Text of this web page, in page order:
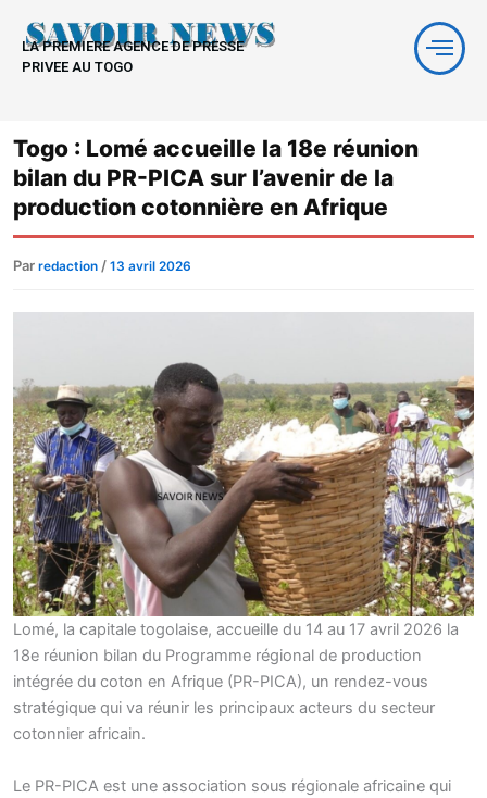
contenu
LA PREMIERE AGENCE DE PRESSE
PRIVEE AU TOGO
Togo : Lomé accueille la 18e réunion
bilan du PR-PICA sur l’avenir de la
production cotonnière en Afrique
Par redaction / 13 avril 2026
Lomé, la capitale togolaise, accueille du 14 au 17 avril 2026 la
18e réunion bilan du Programme régional de production
intégrée du coton en Afrique (PR-PICA), un rendez-vous
stratégique qui va réunir les principaux acteurs du secteur
cotonnier africain.
Le PR-PICA est une association sous régionale africaine qui